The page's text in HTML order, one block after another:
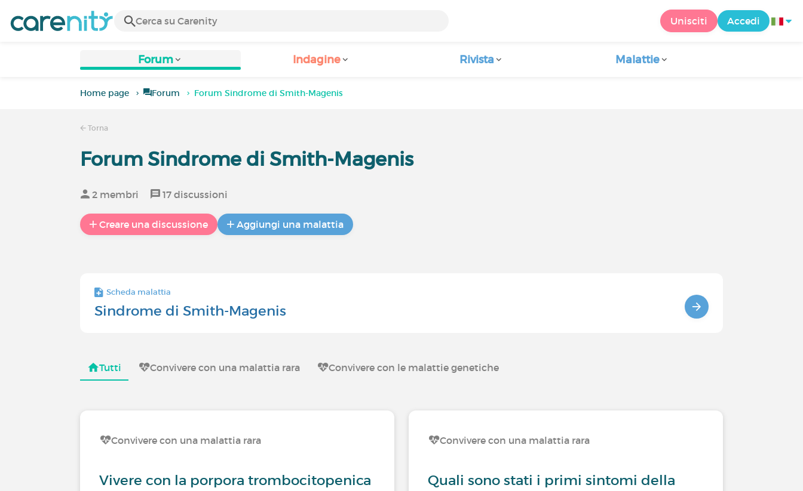
Unisciti Accedi
Forum Indagine Rivista Malattie
Home page Forum Forum Sindrome di Smith-Magenis
Torna
Forum Sindrome di Smith-Magenis
2 membri 17 discussioni
Creare una discussione Aggiungi una malattia
Scheda malattia
Sindrome di Smith-Magenis
Tutti Convivere con una malattia rara Convivere con le malattie genetiche
Convivere con una malattia rara
Vivere con la porpora trombocitopenica
Convivere con una malattia rara
Quali sono stati i primi sintomi della